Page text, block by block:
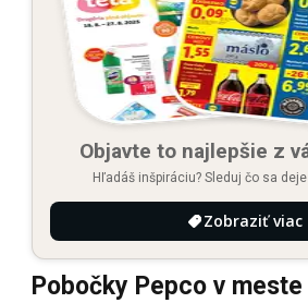
Objavte to najlepšie z
Hľadáš inšpiráciu? Sleduj čo sa
Zobraziť viac
Pobočky Pepco v meste